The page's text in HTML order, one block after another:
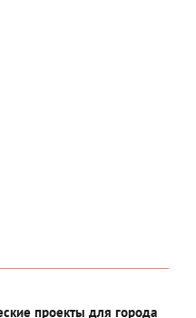
проекты для города